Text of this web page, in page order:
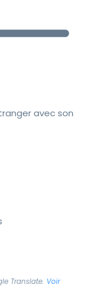
avec son
Translate. Voir